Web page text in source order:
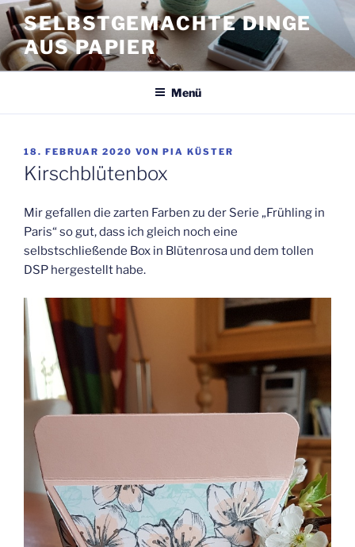
Zum
Inhalt
springen
SELBSTGEMACHTE DINGE
AUS PAPIER
Menü
VERÖFFENTLICHT
AM
18. FEBRUAR 2020 VON PIA KÜSTER
Kirschblütenbox
Mir gefallen die zarten Farben zu der Serie „Frühling in
Paris“ so gut, dass ich gleich noch eine
selbstschließende Box in Blütenrosa und dem tollen
DSP hergestellt habe.